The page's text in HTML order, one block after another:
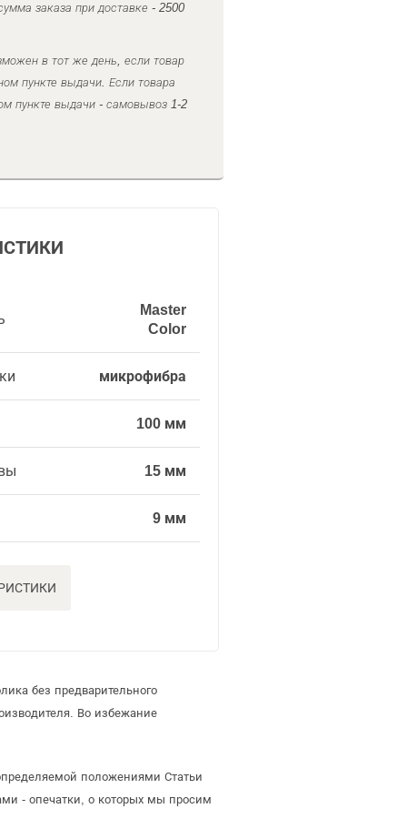
заказа при доставке - 2500
в тот же день, если товар
пункте выдачи. Если товара
пункте выдачи - самовывоз 1-2
Master
Color
микрофибра
100 мм
15 мм
9 мм
без предварительного
Во избежание
положениями Статьи
- опечатки, о которых мы просим